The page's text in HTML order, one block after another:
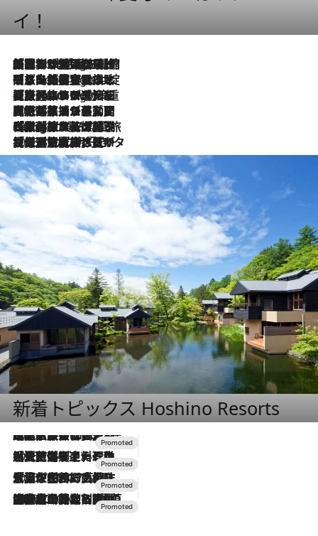
イ！
7 Hours Ago
「荷物が増えるほど旅ストレスは増す」美容ジャーナリストがたどり着いた最終結論。“化粧品を劇的に減らす”感動の凝縮美容とは
7 Hours Ago
「旅先には金髪ウィッグを持参」日本と同じメイクでは損してる!? 美容ジャーナリストが提案する“掟破りの旅美容”とは
7 Hours Ago
【厳選旅コスメ】「身軽さ＆UV対策重視！」ヘアアーティストshucoが選んだ夏旅ベストコスメを発表【Mサイズジップ】
2026.8.5
【厳選旅コスメ】国内をあちこち移動する河井菜摘が選んだ夏旅ベストコスメ発表！「リラックスアイテムはマスト」【Mサイズジップ】
2026.8.4
【厳選旅コスメ】「紫外線＆乾燥対策しながらメイク感も！」ヘア＆メイクGeorgeが選んだ夏旅ベストコスメを発表！【Mサイズジップ】
2026.8.3
【厳選旅コスメ】「保湿もタイパ重視！」“サウナ好き”タレント清水みさとが愛用する夏旅ベストコスメを発表！【Mサイズジップ】
新着トピックス Hoshino Resorts
2026.7.31
【ホテル帰省】という選択肢をOMOが提案。家族とほどよい距離を保つには「昼は実家、夜は気兼ねなくホテルで！」
2026.7.24
【夏限定ディナーコース】旬を迎える稚鮎や花ズッキーニなどをイタリア・トスカーナの郷土料理の手法で満喫！
2026.7.17
「土佐和ハーブかき氷」がOMO7高知に登場！生姜、山椒、大葉など目にも舌にも涼を呼ぶ郷土の味
2026.7.10
NEW OPEN！【界 草津】名湯の地に誕生。趣の異なる2種の温泉と上州ならではの会席・蕎麦割烹など美食を味わう究極の癒やし旅